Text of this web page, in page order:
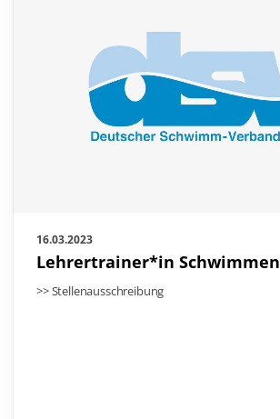
16.03.2023
Lehrertrainer*in Schwimmen
>> Stellenausschreibung